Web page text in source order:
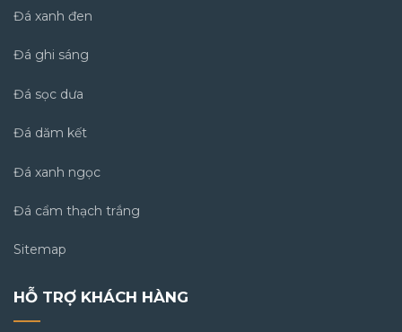
Đá xanh đen
Đá ghi sáng
Đá sọc dưa
Đá dăm kết
Đá xanh ngọc
Đá cẩm thạch trắng
Sitemap
HỖ TRỢ KHÁCH HÀNG